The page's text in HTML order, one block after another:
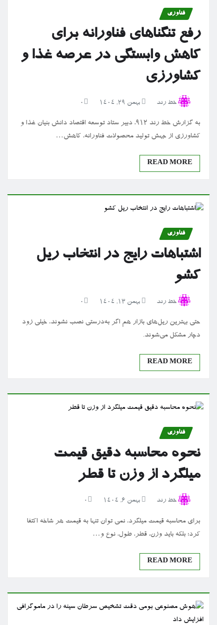
فناوری
رفع تنگناهای فناورانه برای
کاهش وابستگی در عرصه غذا و
کشاورزی
خط رند بهمن ۲۹, ۱۴۰۴ 0
به گزارش خط رند 912، دبیر ستاد توسعه اقتصاد دانش بنیان غذا و
کشاورزی از جهش تولید محصولات فناورانه، کاهش…
READ MORE
فناوری
اشتباهات رایج در انتخاب ریل
کشو
خط رند بهمن ۱۳, ۱۴۰۴ 0
حتی بهترین ریل‌های بازار هم اگر به‌درستی نصب نشوند، خیلی زود
دچار مشکل می‌شوند.
READ MORE
فناوری
نحوه محاسبه دقیق قیمت
میلگرد از وزن تا قطر
خط رند بهمن ۶, ۱۴۰۴ 0
برای محاسبه قیمت میلگرد، نمی‌ توان تنها به قیمت هر شاخه اکتفا
کرد؛ بلکه باید وزن، قطر، طول، نوع و…
READ MORE